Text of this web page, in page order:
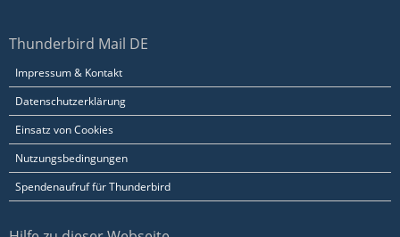
Thunderbird Mail DE
Impressum & Kontakt
Datenschutzerklärung
Einsatz von Cookies
Nutzungsbedingungen
Spendenaufruf für Thunderbird